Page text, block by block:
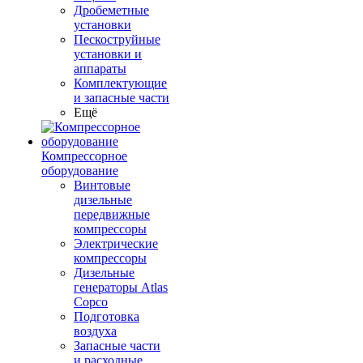
Дробеметные
установки
Пескоструйные
установки и
аппараты
Комплектующие
и запасные части
Ещё
Компрессорное
оборудование
Винтовые
дизельные
передвижные
компрессоры
Электрические
компрессоры
Дизельные
генераторы Atlas
Copco
Подготовка
воздуха
Запасные части
и расходные